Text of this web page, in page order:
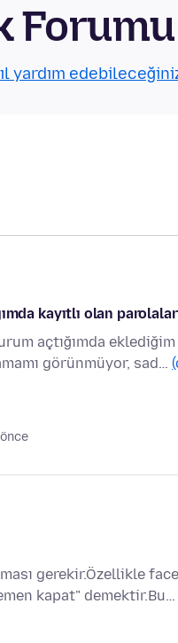
Forumu
yardım
kayıtlı olan
açtığımda
görünmüyor, sad…
gerekir.Özellikle
kapat" demektir.Bu…